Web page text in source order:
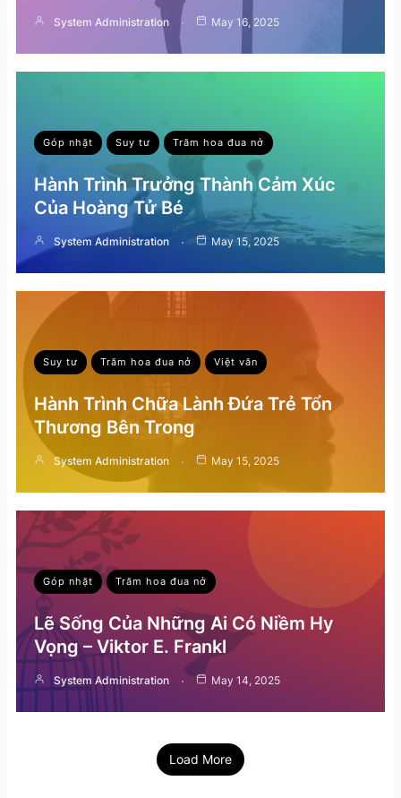
System Administration May 16, 2025
Góp nhặt Suy tư Trăm hoa đua nở
Hành Trình Trưởng Thành Cảm Xúc
Của Hoàng Tử Bé
System Administration May 15, 2025
Suy tư Trăm hoa đua nở Việt văn
Hành Trình Chữa Lành Đứa Trẻ Tổn
Thương Bên Trong
System Administration May 15, 2025
Góp nhặt Trăm hoa đua nở
Lẽ Sống Của Những Ai Có Niềm Hy
Vọng – Viktor E. Frankl
System Administration May 14, 2025
Load More